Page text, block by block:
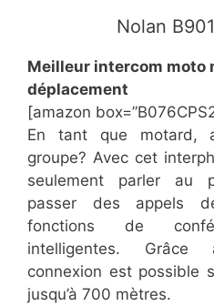
​Nolan
​Meilleur intercom moto
déplacement
[amazon
En tant que motard,
groupe? Avec cet
seulement parler au
passer des appels
fonctions de
intelligentes.
connexion est possible
jusqu’à 700 mètres.